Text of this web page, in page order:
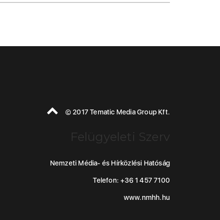
© 2017 Tematic Media Group Kft.
Felügyeleti Szerv
Nemzeti Média- és Hírközlési Hatóság
Telefon: +36 1 457 7100
www.nmhh.hu